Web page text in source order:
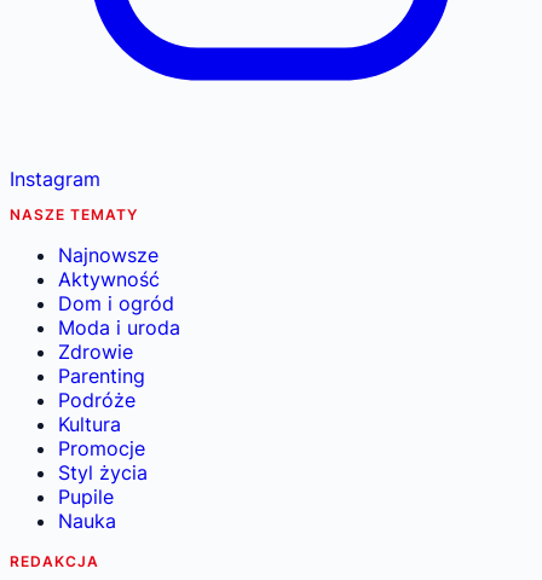
Instagram
NASZE TEMATY
Najnowsze
Aktywność
Dom i ogród
Moda i uroda
Zdrowie
Parenting
Podróże
Kultura
Promocje
Styl życia
Pupile
Nauka
REDAKCJA